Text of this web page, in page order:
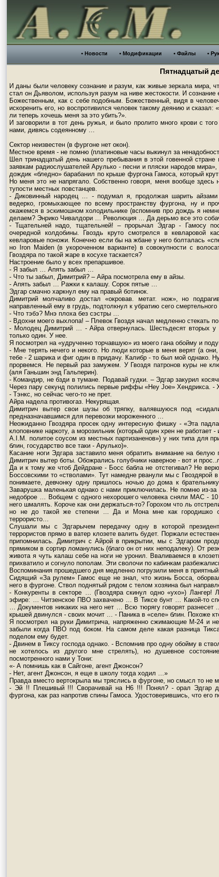
• Новости • Модификации • Файлы •
Пятнадцатый
И даны были человеку сознание и разум, как живые зеркала мира,
стал он Дьяволом, используя разум на ниве жестокости. И
Божественным, как с себе подобным. Божественный, видя в
искоренить его, но воспротивился человек такому деянию и
ли теперь хочешь меня за это убить?».
И заговорили в тот день ружья, и было пролито много крови с
нами, дивясь содеянному …
Сектор неизвестен (в фургоне нет окон).
Местное время - не помню (платиновые часы выкинул за
Шел тринадцатый день нашего пребывания в этой говенной
заявкам радиослушателей Арулько - песни и пляски народов
дождик «бледно» барабанил по крыше фургона Гамоса, который
Но меня это не напрягало. Собственно говоря, меня вообще здесь
тупости местных повстанцев.
- Диковинный народец … - подумал я, продолжая шарить айзами
ведерко, громыхающее по всему пространству фургона, ну и
окажемся в эскимошном холодильнике (вспомнив про дождь я
делаем? Энрико Чивалдори … Революция … Да дерьмо все это
- Тщательней надо, тщательней! – прорычал Эдгар - Гамосу
очередной колдобины. Гвоздь круто смотрелся в кевларовой
кевларовые поножи. Конечно если бы на жбане у него болталась
но Iron Maiden (в укороченном варианте) в совокупности с
Гвоздяра по такой жаре в косухе таскается?
Настроение было у всех препаршивое.
- Я забыл … Апять забыл …
- Что ты забыл, Димитрий? – Айра посмотрела ему в айзы.
- Апять забыл … Ражки к калашу. Сорок пятые …
Эдгар смачно харкнул ему на правый ботинок.
Димитрий молчаливо достал «окровав. метат. нож», но
направленный ему в грудь, подтолкнул к убратию сего
- Что тэбэ? Мнэ плоха без сэстры …
- Вдохни моего выхлопа! – Плевок Гвоздя начал медленно стекать
- Молодец Димитрий … - Айра отвернулась. Шестьдесят вторых
только один. У нее.
Я посмотрел на «удрученно торчавшую» из моего гана обойму и
- Мне терять нечего и некого. Но люди которые в меня верят (а
тебе - 2 шарика и фиг один в придачу. Калибр - то был мой однако.
прорвемся. Не первый раз замужем. У Гвоздя патронов куры не
(аля Ганьшин энд Гальперин).
- Командир, не бзди в тумане. Подавай гудки. – Эдгар закурил
Через пару секунд полились первые риффы «Hey Joe» Хендрикса. -
- Тэнкс, но сейчас чего-то не прет.
Айра надела противогаз. Некурящая.
Димитрич вытер свои шузы об тряпку, валявшуюся под
предназначавшимся для перевозки мороженного …
Неожиданно Гвоздяра просек одну интересную фишку - «Эта
клоповнике наркоту, а морозильник (который один хрен не
A.I.M. политое соусом из местных партизаненов») у них типа для
блин, государство все таки - Арулько)».
Касание ноги Эдгара заставило меня обратить внимание на
Димитрич вытер боты. Обожрались голубчики наверное - вот и
Да и к тому же чтоб Дейдране - Босс бабла не отстегивал? Не
Боссовскими то «стволами». Тут намедне рванули мы с
понимаете, девчонку одну пришлось ночью до дома к
Заварушка маленькая однако с нами приключилась. Не помню из-
недоброе … Вобщем с одного нехорошего человека сняли МАС -
него шмалять. Короче как они держаться-то? Горохом что ль
но не до такой же степени ... Да и Мона мне как городишко
террористо…
Слушали мы с Эдгарычем передачку одну в которой
террористов прямо в ватер клозете валить будет. Поржали
припомнилась. Димитрич с Айрой в прикрытии, мы с Эдгаром
прямиком в сортир ломанулись (благо он от них неподалеку). От
живота я чуть калаш себе на ноги не уронил. Вваливаемся в
прихватило и согнуло пополам. Эти сволочи по кабинкам
Воспоминания прошедшего дня медленно погрузили меня в
Сидящий «За рулем» Гамос еще не знал, что жизнь Босса,
него в фургоне. Ствол поднятый рядом с телом хозяина был
- Конкуренты в секторе … (Гвоздяра скинул одно «ухо») Лангер!
эфире: … Читзенское ПВО захвачено … В Тиксе бунт … Какой-то
… Документов никаких на него нет … Всю тюрягу говорят
крышей двинулся - своих мочит … - Паника в «селе» блин. Похоже
Я посмотрел на руки Димитрича, напряженно сжимающие М-24 и
забыли когда ПВО под боком. На самом деле какая разница
поделом ему будет.
- Двинем в Тиксу господа однако. - Вспомнив про одну обойму в
не хотелось из другого мне стрелять), но душевное
посмотренного нами у Тони:
«- А помнишь как в Сайгоне, агент Джонсон?
- Нет, агент Джонсон, я еще в школу тогда ходил …»
Правда вместо вертокрыла мы тряслись в фургоне, но смысл то не
- Эй !! Плешивый !!! Сворачивай на Н6 !!! Понял? - орал Эдгар
фургона, как раз напротив спины Гамоса. Удостоверившись, что его